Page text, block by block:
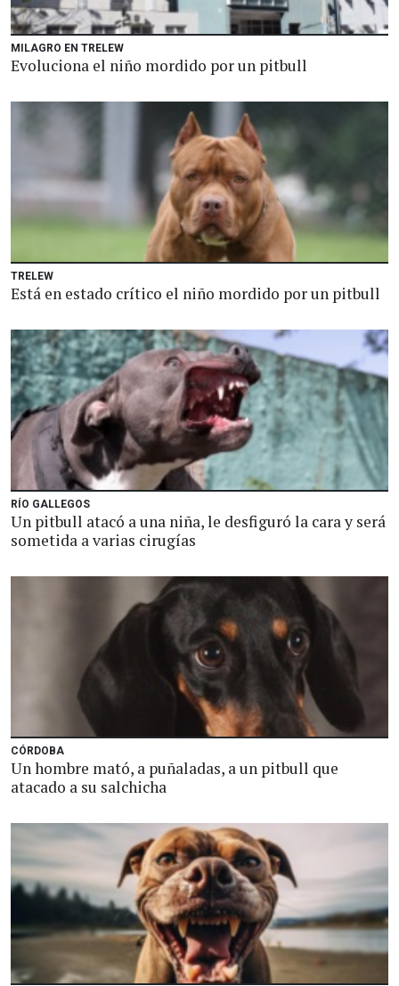
MILAGRO EN TRELEW
Evoluciona el niño mordido por un pitbull
TRELEW
Está en estado crítico el niño mordido por un pitbull
RÍO GALLEGOS
Un pitbull atacó a una niña, le desfiguró la cara y será
sometida a varias cirugías
CÓRDOBA
Un hombre mató, a puñaladas, a un pitbull que
atacado a su salchicha